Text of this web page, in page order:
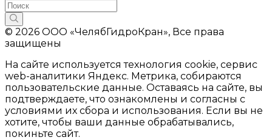
© 2026 ООО «ЧелябГидроКран», Все права
защищены
На сайте используется технология cookie, сервис
web-аналитики Яндекс. Метрика, собираются
пользовательские данные. Оставаясь на сайте, вы
подтверждаете, что ознакомлены и согласны с
условиями их сбора и использования. Если вы не
хотите, чтобы ваши данные обрабатывались,
покиньте сайт.